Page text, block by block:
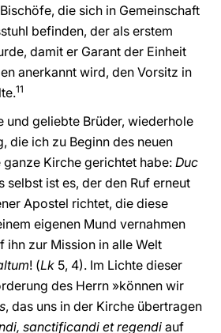
die sich in Gemeinschaft
befinden, der als erstem
damit er Garant der Einheit
anerkannt wird, den Vorsitz in
11
und geliebte Brüder, wiederhole
die ich zu Beginn des neuen
Kirche gerichtet habe: Duc
selbst ist es, der den Ruf erneut
Apostel richtet, die diese
eigenen Mund vernahmen
ihn zur Mission in alle Welt
! (Lk 5, 4). Im Lichte dieser
des Herrn »können wir
, das uns in der Kirche übertragen
sanctificandi et regendi auf